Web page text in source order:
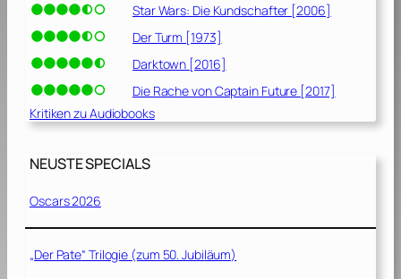
Star Wars: Die Kundschafter [2006]
Der Turm [1973]
Darktown [2016]
Die Rache von Captain Future [2017]
Kritiken zu Audiobooks
NEUSTE SPECIALS
Oscars 2026
„Der Pate“ Trilogie (zum 50. Jubiläum)